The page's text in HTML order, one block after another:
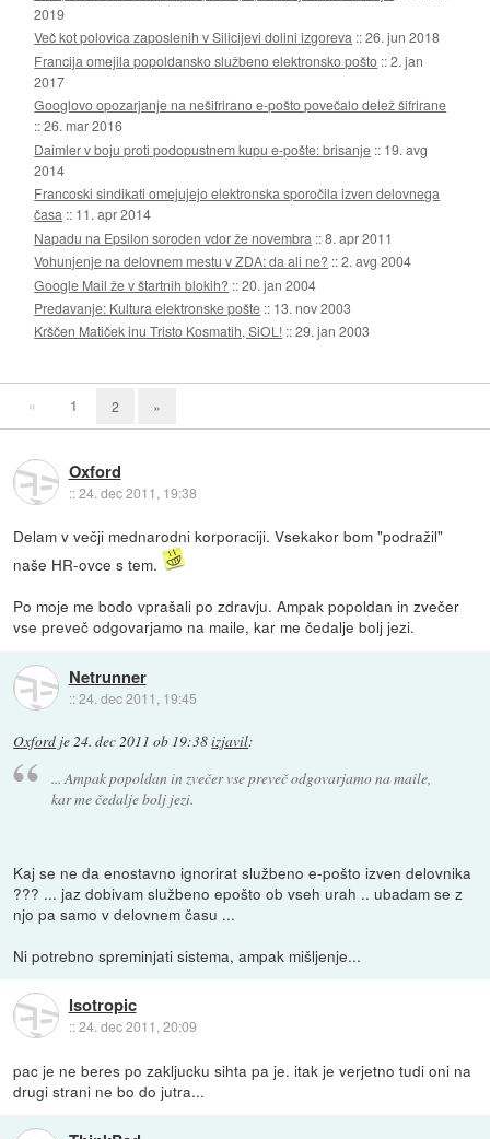
2019
Več kot polovica zaposlenih v Silicijevi dolini izgoreva ::26. jun 2018
Francija omejila popoldansko službeno elektronsko pošto ::2. jan
2017
Googlovo opozarjanje na nešifrirano e-pošto povečalo delež šifrirane
::26. mar 2016
Daimler v boju proti podopustnem kupu e-pošte: brisanje :: 19. avg
2014
Francoski sindikati omejujejo elektronska sporočila izven delovnega
časa :: 11. apr 2014
Napadu na Epsilon soroden vdor že novembra ::8. apr 2011
Vohunjenje na delovnem mestu v ZDA: da ali ne? ::2. avg 2004
Google Mail že v štartnih blokih? ::20. jan 2004
Predavanje: Kultura elektronske pošte :: 13. nov 2003
Krščen Matiček inu Tristo Kosmatih, SiOL! ::29. jan 2003
« 1 2 »
Oxford
::24. dec 2011, 19:38
Delam v večji mednarodni korporaciji. Vsekakor bom "podražil"
naše HR-ovce s tem.
Po moje me bodo vprašali po zdravju. Ampak popoldan in zvečer
vse preveč odgovarjamo na maile, kar me čedalje bolj jezi.
Netrunner
::24. dec 2011, 19:45
Oxford je24. dec 2011 ob 19:38izjavil:
... Ampak popoldan in zvečer vse preveč odgovarjamo na maile,
kar me čedalje bolj jezi.
Kaj se ne da enostavno ignorirat službeno e-pošto izven delovnika
??? ... jaz dobivam službeno epošto ob vseh urah .. ubadam se z
njo pa samo v delovnem času ...
Ni potrebno spreminjati sistema, ampak mišljenje...
Isotropic
::24. dec 2011, 20:09
pac je ne beres po zakljucku sihta pa je. itak je verjetno tudi oni na
drugi strani ne bo do jutra...